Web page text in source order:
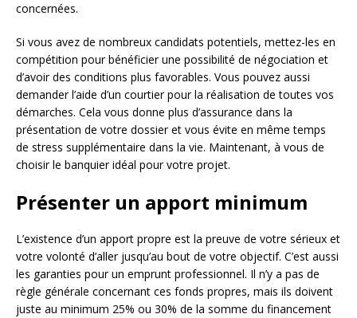
concernées.
Si vous avez de nombreux candidats potentiels, mettez-les en
compétition pour bénéficier une possibilité de négociation et
d’avoir des conditions plus favorables. Vous pouvez aussi
demander l’aide d’un courtier pour la réalisation de toutes vos
démarches. Cela vous donne plus d’assurance dans la
présentation de votre dossier et vous évite en même temps
de stress supplémentaire dans la vie. Maintenant, à vous de
choisir le banquier idéal pour votre projet.
Présenter un apport minimum
L’existence d’un apport propre est la preuve de votre sérieux et
votre volonté d’aller jusqu’au bout de votre objectif. C’est aussi
les garanties pour un emprunt professionnel. Il n’y a pas de
règle générale concernant ces fonds propres, mais ils doivent
juste au minimum 25% ou 30% de la somme du financement